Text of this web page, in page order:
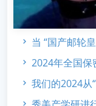
当 “国产邮轮皇冠明
2024年全国保
我们的2024从